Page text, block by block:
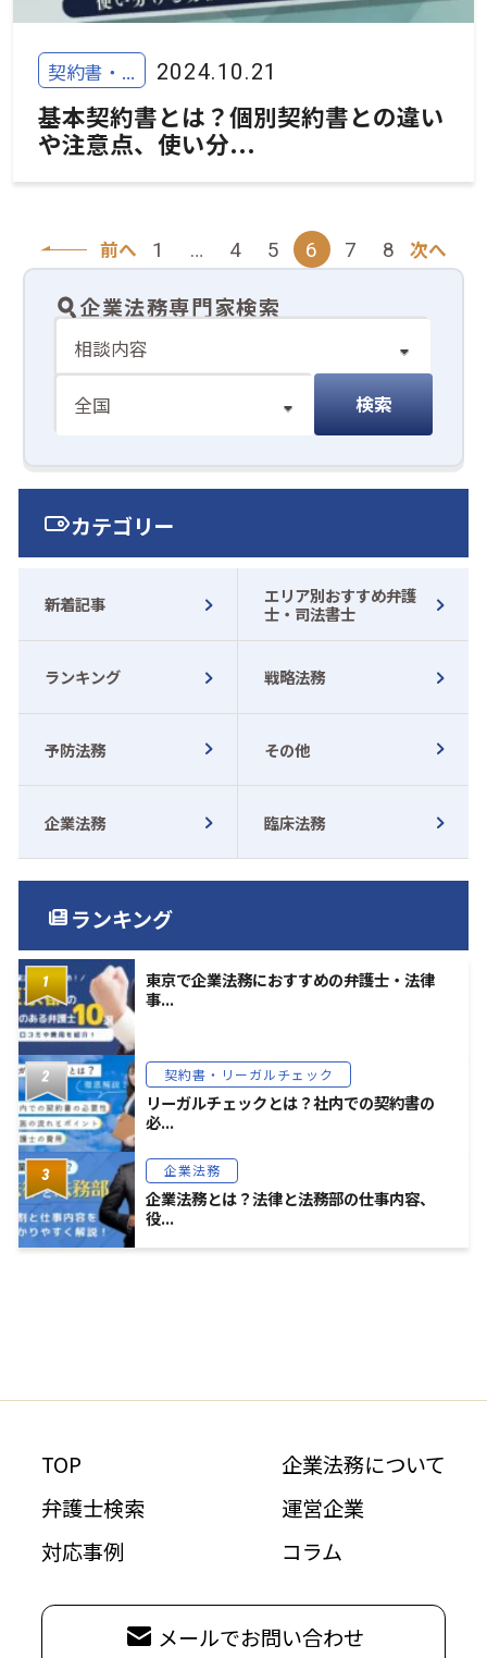
契約書・... 2024.10.21
基本契約書とは？個別契約書との違い
や注意点、使い分...
前へ 1 … 4 5 6 7 8 次へ
企業法務専門家検索
カテゴリー
新着記事
エリア別おすすめ弁護
士・司法書士
ランキング 戦略法務
予防法務 その他
企業法務 臨床法務
ランキング
東京で企業法務におすすめの弁護士・法律
事...
契約書・リーガルチェック
リーガルチェックとは？社内での契約書の
必...
企業法務
企業法務とは？法律と法務部の仕事内容、
役...
TOP
弁護士検索
対応事例
企業法務について
運営企業
コラム
メールでお問い合わせ